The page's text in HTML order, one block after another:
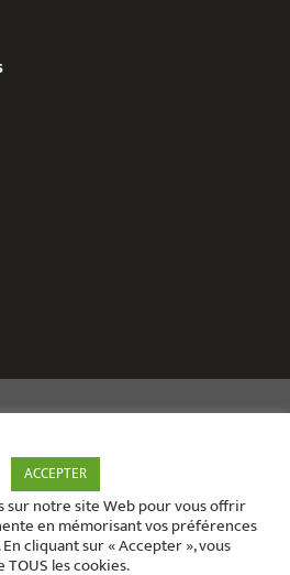
contact :01 42 71 40 79
contact@areabox.fr
ACCEPTER
sur notre site Web pour vous offrir
en mémorisant vos préférences
cliquant sur « Accepter », vous
les cookies.